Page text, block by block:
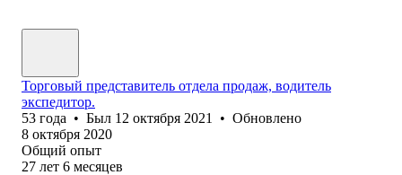
Торговый представитель отдела продаж, водитель
экспедитор.
53 года • Был 12 октября 2021 • Обновлено
8 октября 2020
Общий опыт
27 лет 6 месяцев